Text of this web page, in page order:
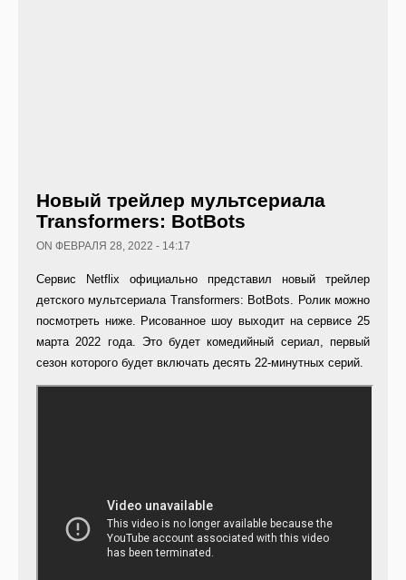
Новый трейлер мультсериала
Transformers: BotBots
ON ФЕВРАЛЯ 28, 2022 - 14:17
Сервис Netflix официально представил новый трейлер
детского мультсериала Transformers: BotBots. Ролик можно
посмотреть ниже. Рисованное шоу выходит на сервисе 25
марта 2022 года. Это будет комедийный сериал, первый
сезон которого будет включать десять 22-минутных серий.